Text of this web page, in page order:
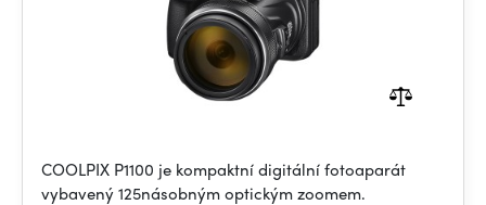
COOLPIX P1100 je kompaktní digitální fotoaparát
vybavený 125násobným optickým zoomem.